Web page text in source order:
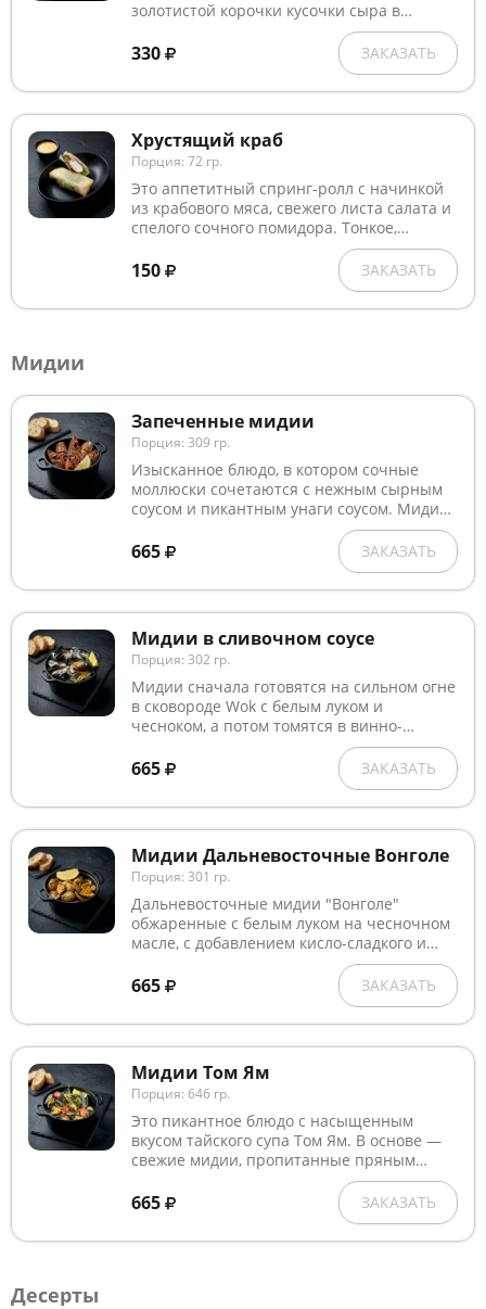
золотистой корочки кусочки сыра в
хрустящей панировке. За счёт обжарки
сыр внутри становится тягучим и
насыщенным по вкусу, а снаружи
сохраняет хрустящую корочку.
330 ЗАКАЗАТЬ
Хрустящий краб
Порция: 72 гр.
Это аппетитный спринг-ролл с начинкой
из крабового мяса, свежего листа салата и
спелого сочного помидора. Тонкое,
обжаренное во фритюре до золотистой
корочки тесто создаёт приятную
хрустящую текстуру, а мягкий майонез
добавляет блюду нежности и сливочного
150 ЗАКАЗАТЬ
Мидии
Запеченные мидии
Порция: 309 гр.
Изысканное блюдо, в котором сочные
моллюски сочетаются с нежным сырным
соусом и пикантным унаги соусом. Мидии
сверху посыпаны белым и чёрным
кунжутом, что добавляет хрустящую
текстуру и приятный ореховый аромат.
Подаются с долькой лимона для свежести
665 ЗАКАЗАТЬ
Мидии в сливочном соусе
Порция: 302 гр.
Мидии сначала готовятся на сильном огне
в сковороде Wok с белым луком и
чесноком, а потом томятся в винно-
сливочном соусе с сыром "Пармезан".
Украшаются свежей зеленью и лимоном.
665 ЗАКАЗАТЬ
Мидии Дальневосточные Вонголе
Порция: 301 гр.
Дальневосточные мидии "Вонголе"
обжаренные с белым луком на чесночном
масле, с добавлением кисло-сладкого и
соевого соуса, белого сухого вина, сливок и
сыра "Пармезан". Украшается долькой
665 ЗАКАЗАТЬ
Мидии Том Ям
Порция: 646 гр.
Это пикантное блюдо с насыщенным
вкусом тайского супа Том Ям. В основе —
свежие мидии, пропитанные пряным
бульоном с кокосовым молоком,
томлённые с кинзой, лимоном и
665 ЗАКАЗАТЬ
Десерты